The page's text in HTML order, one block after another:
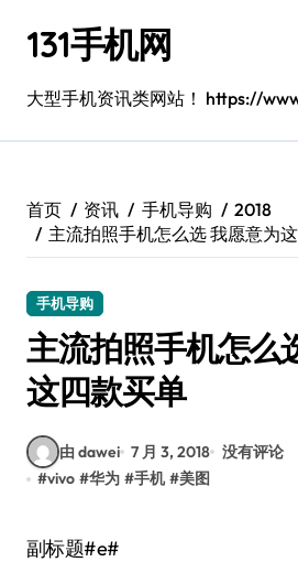
131手机网
大型手机资讯类网站！ https://
首页 资讯 手机导购
2018
主流拍照手机怎么选 我愿意为
手机导购
主流拍照手机怎么
这四款买单
由 dawei 7 月 3, 2018 没有评论
#vivo #华为 #手机 #美图
副标题#e#